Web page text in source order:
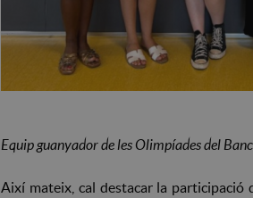
Equip guanyador de les Olimpíades del
Així mateix, cal destacar la